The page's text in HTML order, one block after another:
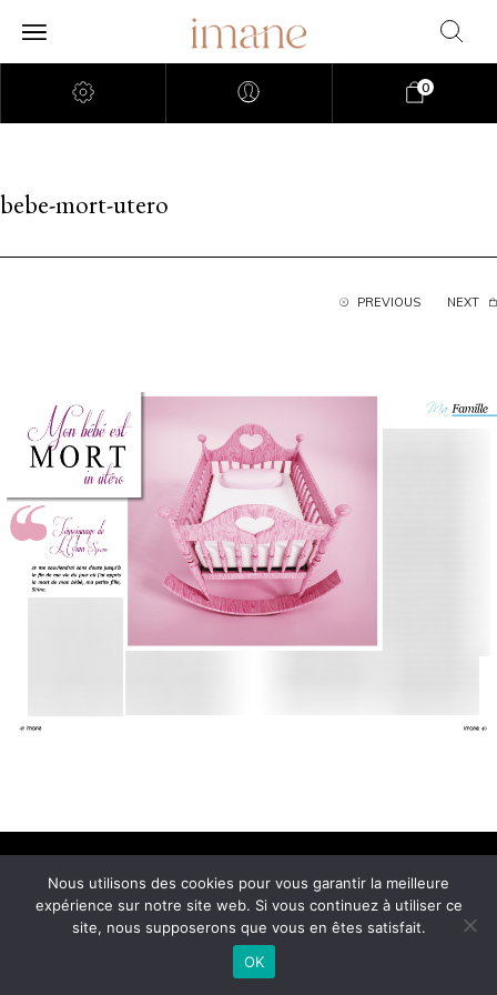
0
bebe-mort-utero
PREVIOUS NEXT
© 2021 Imane Magazine All rights reserved.
Nous utilisons des cookies pour vous garantir la meilleure
expérience sur notre site web. Si vous continuez à utiliser ce
site, nous supposerons que vous en êtes satisfait.
OK